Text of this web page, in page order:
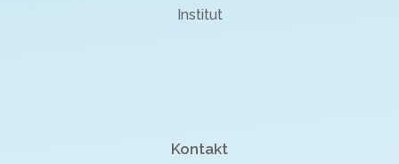
Institut
Kontakt